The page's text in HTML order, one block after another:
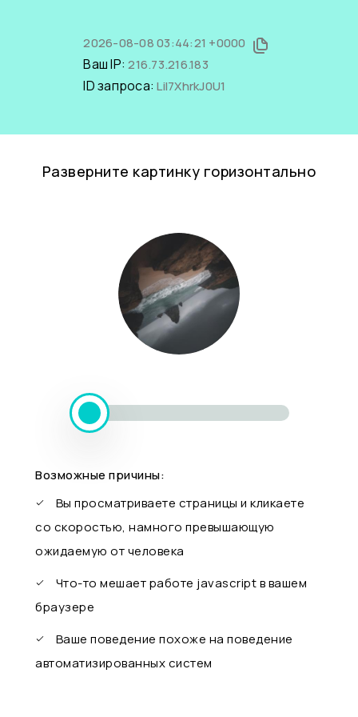
2026-08-08 03:44:21 +0000
Ваш IP:216.73.216.183
ID запроса:LiI7XhrkJ0U1
Разверните картинку горизонтально
Возможные причины:
Вы просматриваете страницы и кликаете
со скоростью, намного превышающую
ожидаемую от человека
Что-то мешает работе javascript в вашем
браузере
Ваше поведение похоже на поведение
автоматизированных систем